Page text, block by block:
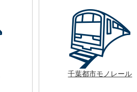
千葉都市モノレール